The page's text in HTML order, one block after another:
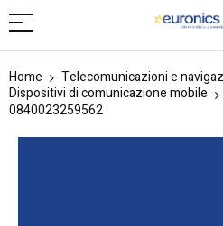
Home
Telecomunicazioni e
Dispositivi di comunicazione mobile
0840023259562